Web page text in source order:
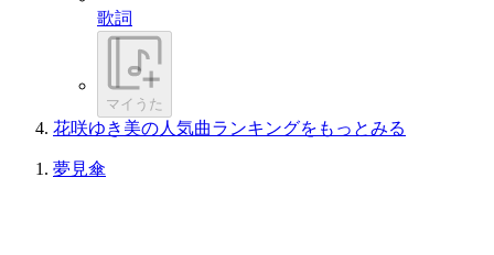
歌詞
マイうた
花咲ゆき美の人気曲ランキングをもっとみる
夢見傘